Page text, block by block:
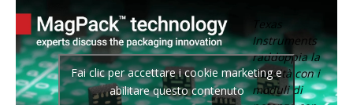
Texas
Instruments
raddoppia la
densità con i
moduli di
Fai clic per accettare i cookie marketing e
abilitare questo contenuto